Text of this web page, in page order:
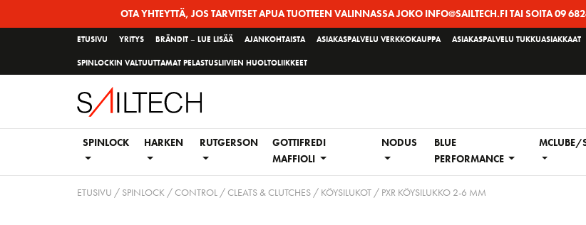
OTA YHTEYTTÄ, JOS TARVITSET APUA TUOTTEEN VALINNASSA JOKO INFO@SAILTECH.FI TAI SOITA 09
ETUSIVU YRITYS BRÄNDIT – LUE LISÄÄ AJANKOHTAISTA ASIAKASPALVELU VERKKOKAUPPA ASIAKASPALVELU TUKKUASIAKKAAT
SPINLOCKIN VALTUUTTAMAT PELASTUSLIIVIEN HUOLTOLIIKKEET
SPINLOCK HARKEN RUTGERSON
GOTTIFREDI
MAFFIOLI
NODUS
BLUE
PERFORMANCE
MCLUBE/
ETUSIVU / SPINLOCK/CONTROL/CLEATS & CLUTCHES / KÖYSILUKOT/ PXR KÖYSILUKKO 2-6 MM